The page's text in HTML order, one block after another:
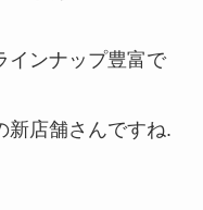
インナップ豊富で
新店舗さんですね.